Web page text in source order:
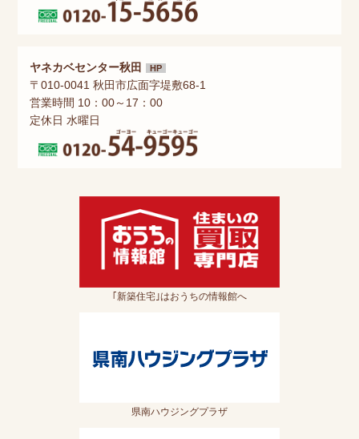
ヤネカベセンター秋田 HP
〒010-0041 秋田市広面字堤敷68-1
営業時間 10：00～17：00
定休日 水曜日
｢新築住宅｣はおうちの情報館へ
県南ハウジングプラザ